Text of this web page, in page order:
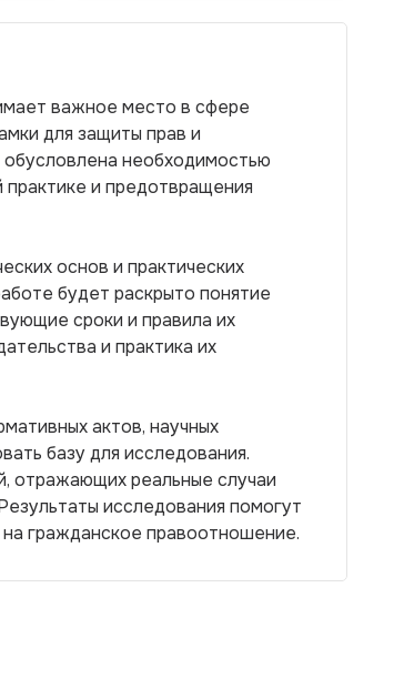
важное место в сфере
для защиты прав и
необходимостью
и предотвращения
основ и практических
будет раскрыто понятие
сроки и правила их
и практика их
актов, научных
базу для исследования.
отражающих реальные случаи
исследования помогут
гражданское правоотношение.